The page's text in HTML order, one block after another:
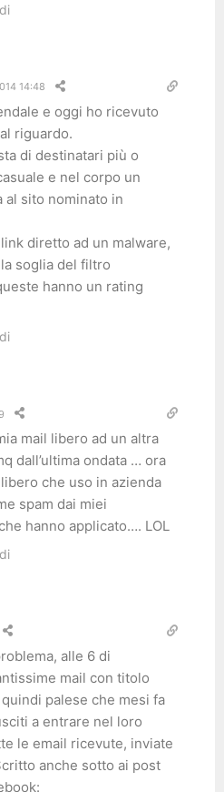
14:48
e oggi ho ricevuto
riguardo.
di destinatari più o
e nel corpo un
sito nominato in
diretto ad un malware,
soglia del filtro
hanno un rating
mail libero ad un altra
dall’ultima ondata … ora
che uso in azienda
spam dai miei
hanno applicato…. LOL
alle 6 di
mail con titolo
palese che mesi fa
a entrare nel loro
le email ricevute, inviate
anche sotto ai post